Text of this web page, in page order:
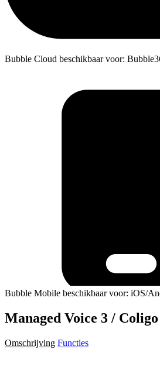
Bubble Cloud beschikbaar voor:
Bubble Mobile beschikbaar voor: iOS/
Managed Voice 3 / Coligo
Omschrijving Functies